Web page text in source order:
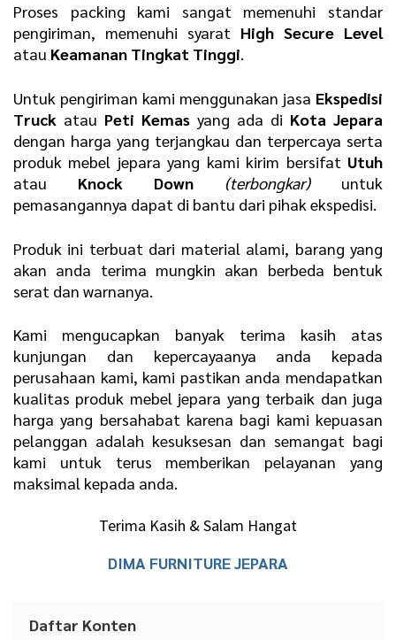
Proses packing kami sangat memenuhi standar
pengiriman, memenuhi syarat High Secure Level
atau Keamanan Tingkat Tinggi.
Untuk pengiriman kami menggunakan jasa Ekspedisi
Truck atau Peti Kemas yang ada di Kota Jepara
dengan harga yang terjangkau dan terpercaya serta
produk mebel jepara yang kami kirim bersifat Utuh
atau Knock Down (terbongkar)untuk
pemasangannya dapat di bantu dari pihak ekspedisi.
Produk ini terbuat dari material alami, barang yang
akan anda terima mungkin akan berbeda bentuk
serat dan warnanya.
Kami mengucapkan banyak terima kasih atas
kunjungan dan kepercayaanya anda kepada
perusahaan kami, kami pastikan anda mendapatkan
kualitas produk mebel jepara yang terbaik dan juga
harga yang bersahabat karena bagi kami kepuasan
pelanggan adalah kesuksesan dan semangat bagi
kami untuk terus memberikan pelayanan yang
maksimal kepada anda.
Terima Kasih & Salam Hangat
DIMA FURNITURE JEPARA
Daftar Konten